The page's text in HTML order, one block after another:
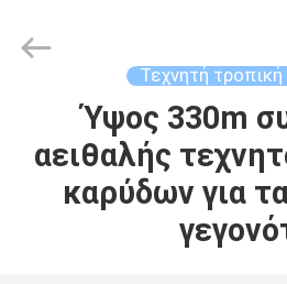
ΠΡΟΪΌΝΤΑ
Factory.
Τεχνητή τροπική
Ύψος 330m
αειθαλής
καρύδων για